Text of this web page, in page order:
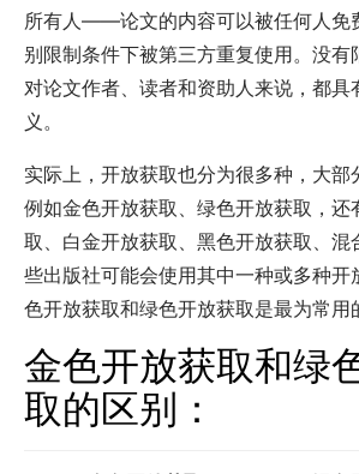
所有人——论文的内容可以被任何人免
别限制条件下被第三方重复使用。没有
对论文作者、读者和资助人来说，都具
义。
实际上，开放获取也分为很多种，大部
例如金色开放获取、绿色开放获取，还
取、白金开放获取、黑色开放获取、混
些出版社可能会使用其中一种或多种开
色开放获取和绿色开放获取是最为常用
金色开放获取和绿
取的区别：